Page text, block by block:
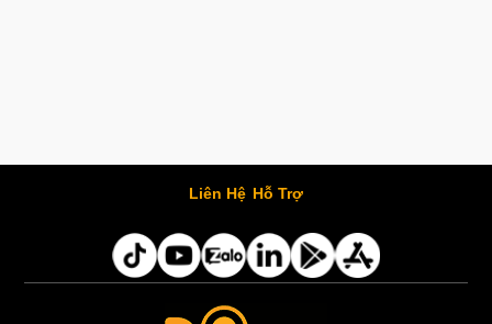
Liên Hệ Hỗ Trợ